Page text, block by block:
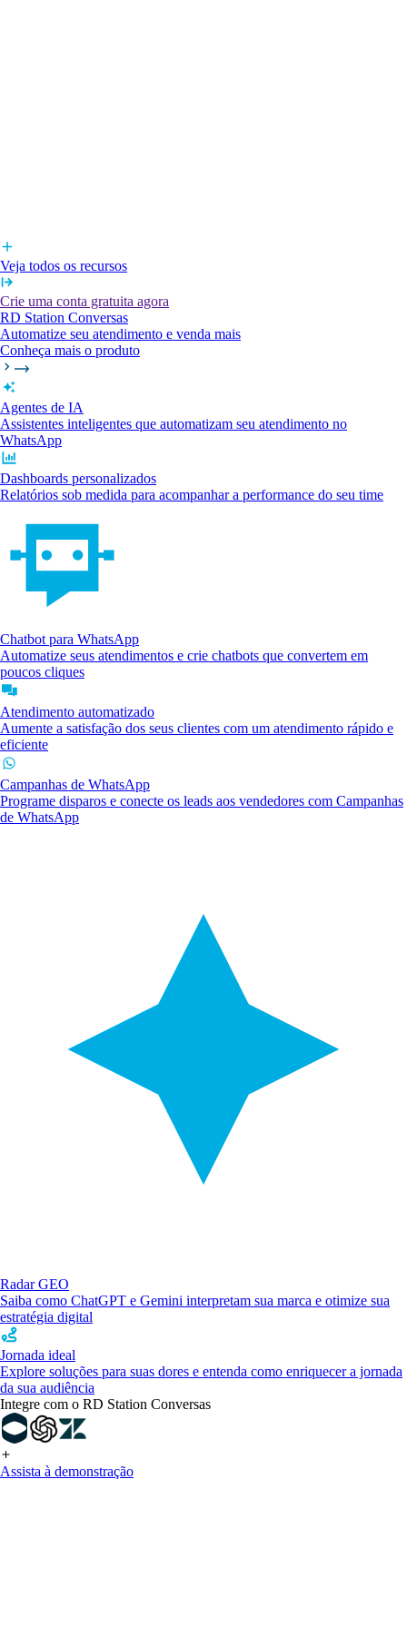
Veja todos os recursos
Crie uma conta gratuita agora
RD Station Conversas
Automatize seu atendimento e venda mais
Conheça mais o produto
Agentes de IA
Assistentes inteligentes que automatizam seu atendimento no
WhatsApp
Dashboards personalizados
Relatórios sob medida para acompanhar a performance do seu time
Chatbot para WhatsApp
Automatize seus atendimentos e crie chatbots que convertem em
poucos cliques
Atendimento automatizado
Aumente a satisfação dos seus clientes com um atendimento rápido e
eficiente
Campanhas de WhatsApp
Programe disparos e conecte os leads aos vendedores com Campanhas
de WhatsApp
Radar GEO
Saiba como ChatGPT e Gemini interpretam sua marca e otimize sua
estratégia digital
Jornada ideal
Explore soluções para suas dores e entenda como enriquecer a jornada
da sua audiência
Integre com o RD Station Conversas
Assista à demonstração